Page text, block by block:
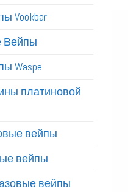
Vookbar
Вейпы
Waspe
платиновой
вейпы
вейпы
вейпы